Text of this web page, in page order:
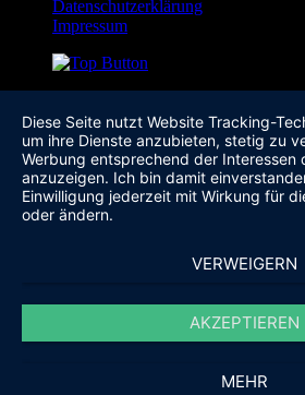
Datenschutzerklärung
Impressum
Diese Seite nutzt Website Tracking-
um ihre Dienste anzubieten, stetig zu
Werbung entsprechend der Interessen
anzuzeigen. Ich bin damit
Einwilligung jederzeit mit Wirkung für
oder ändern.
VERWEIGERN
AKZEPTIEREN
MEHR